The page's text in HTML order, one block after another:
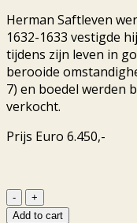
Herman Saftleven
1632-1633 vestigde
tijdens zijn leven in
berooide
7) en boedel werden
verkocht.
Prijs Euro 6.450,-
Utrecht
-
Add to cart